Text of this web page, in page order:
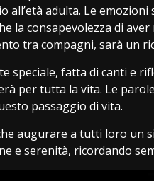
all’età adulta. Le
la consapevolezza di
tra compagni, sarà un
speciale, fatta di canti e
per tutta la vita. Le
passaggio di vita.
augurare a tutti loro un
e serenità, ricordando